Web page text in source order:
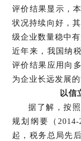
评价结果显示，
状况持续向好，
级企业数量稳中
近年来，我国纳
评价结果应用向
为企业长远发展的
以信
据了解，按
规划纲要（
起，税务总局先